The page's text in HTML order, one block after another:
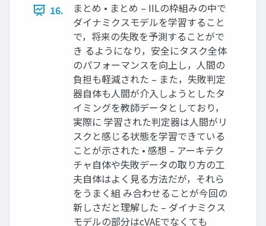
16.
まとめ • まとめ – IILの枠組みの中で
ダイナミクスモデルを学習すること
で，将来の失敗を予測することがで
き るようになり，安全にタスク全体
のパフォーマンスを向上し，⼈間の
負担も軽減された – また，失敗判定
器⾃体も⼈間が介⼊しようとしたタ
イミングを教師データとしており，
実際に 学習された判定器は⼈間がリ
スクと感じる状態を学習できている
ことが⽰された • 感想 – アーキテク
チャ⾃体や失敗データの取り⽅の⼯
夫⾃体はよく⾒る⽅法だが，それら
をうまく組 み合わせることが今回の
新しさだと理解した – ダイナミクス
モデルの部分はcVAEでなくても